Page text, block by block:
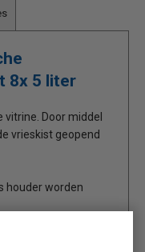
8x 5 liter
Door middel
vrieskist geopend
houder worden